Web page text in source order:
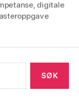
, digitale